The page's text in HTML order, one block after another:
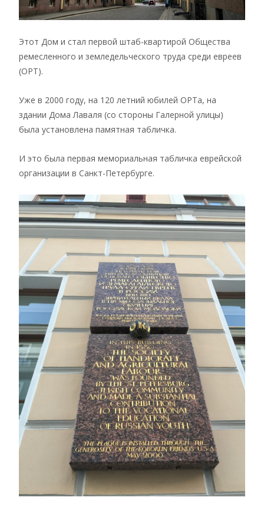
Этот Дом и стал первой штаб-квартирой Общества
ремесленного и земледельческого труда среди евреев
(ОРТ).
Уже в 2000 году, на 120 летний юбилей ОРТа, на
здании Дома Лаваля (со стороны Галерной улицы)
была установлена памятная табличка.
И это была первая мемориальная табличка еврейской
организации в Санкт-Петербурге.